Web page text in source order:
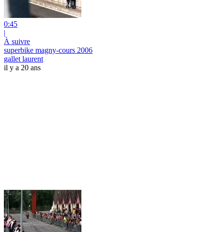
0:45
|
À suivre
superbike magny-cours 2006
gallet laurent
il y a 20 ans